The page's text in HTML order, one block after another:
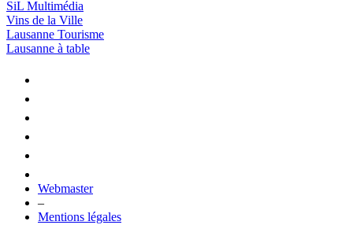
SiL Multimédia
Vins de la Ville
Lausanne Tourisme
Lausanne à table
Webmaster
–
Mentions légales